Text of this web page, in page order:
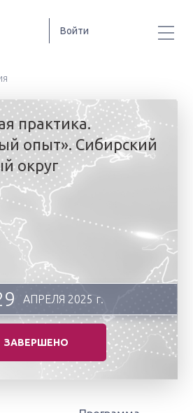
Войти
практика.
опыт». Сибирский
округ
ЗАВЕРШЕНО
АПРЕЛЯ 2025 г.